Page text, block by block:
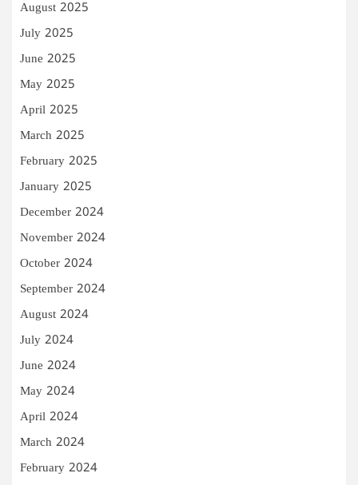
August 2025
July 2025
June 2025
May 2025
April 2025
March 2025
February 2025
January 2025
December 2024
November 2024
October 2024
September 2024
August 2024
July 2024
June 2024
May 2024
April 2024
March 2024
February 2024